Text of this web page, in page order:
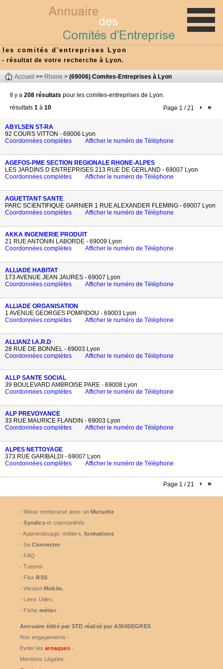
les comités d'entreprises Lyon
- résultat de votre recherche à Lyon.
Accueil >> Rhone > (69006) Comites-Entreprises à Lyon
Il y a 208 résultats pour les comites-entreprises de Lyon.
Page 1 / 21
résultats 1 à 10
ABYLSEN ST-RA
92 COURS VITTON - 69006 Lyon
Coordonnées complètes
Afficher le numéro de Téléphone
AGEFOS-PME SECTION REGIONALE RHONE-ALPES
LES JARDINS D ENTREPRISES 213 RUE DE GERLAND - 69007 Lyon
Coordonnées complètes
Afficher le numéro de Téléphone
AGUETTANT SANTE
PARC SCIENTIFIQUE GARNIER 1 RUE ALEXANDER FLEMING - 69007 Lyon
Coordonnées complètes
Afficher le numéro de Téléphone
AKKA INGENIERIE PRODUIT
21 RUE ANTONIN LABORDE - 69009 Lyon
Coordonnées complètes
Afficher le numéro de Téléphone
ALLIADE HABITAT
173 AVENUE JEAN JAURES - 69007 Lyon
Coordonnées complètes
Afficher le numéro de Téléphone
ALLIADE ORGANISATION
1 AVENUE GEORGES POMPIDOU - 69003 Lyon
Coordonnées complètes
Afficher le numéro de Téléphone
ALLIANZ I.A.R.D
28 RUE DE BONNEL - 69003 Lyon
Coordonnées complètes
Afficher le numéro de Téléphone
ALLP SANTE SOCIAL
39 BOULEVARD AMBROISE PARE - 69008 Lyon
Coordonnées complètes
Afficher le numéro de Téléphone
ALP PREVOYANCE
33 RUE MAURICE FLANDIN - 69003 Lyon
Coordonnées complètes
Afficher le numéro de Téléphone
ALPES NETTOYAGE
373 RUE GARIBALDI - 69007 Lyon
Coordonnées complètes
Afficher le numéro de Téléphone
Page 1 / 21
- Mieux remboursé avec unMutuelle
-Syndicset copropriétés
- Apprentissage, métiers,formations
- Se Connecter
- FAQ
- Tutoriel
- FluxRSS
- Version Mobile.
- Liens Utiles
- Fiche métier
Annuaire édité par STD réalisé par A360DEGRES
Nos engagements -
Eviter lesarnaques-
Mentions Légales -